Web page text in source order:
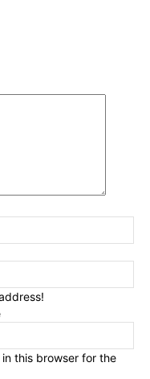
this browser for the